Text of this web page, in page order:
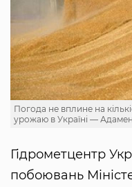
Погода не вплине на
урожаю в Україні —
Гідрометцентр
побоювань